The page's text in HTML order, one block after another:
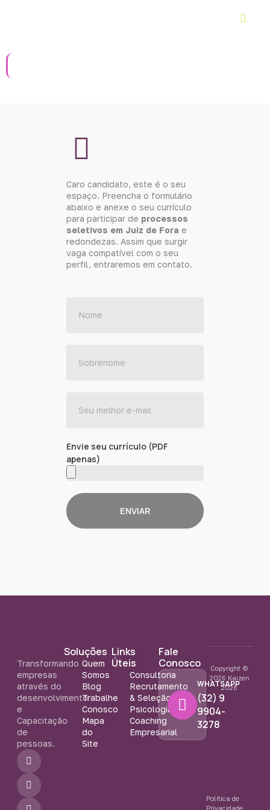
Caro candidato, este é o seu
espaço. Preencha o formulário
abaixo e anexe o seu currículo
para participar de processos
seletivos em Juiz de Fora e
redondezas. Assim que surgir
vaga compatível com o seu
perfil, entraremos em contato.
Envie seu currículo (PDF
apenas)
ENVIAR
Transformando
empresas
através do
desenvolvimento
e
Capacitação
de
pessoas.
F
a
c
e
b
o
n
s
t
a
g
Y
o
u
t
u
b
Soluções
Quem
Somos
Blog
Trabalhe
Conosco
Mapa
do
Site
Links
Úteis
Consultoria
Recrutamento
& Seleção
Psicologia
Coaching
Empresarial
Fale
Conosco
WHATSAPP
(32) 9
9904-
3278
Copyright ©
2026 Kaizen
2026
Política de
Privacidade